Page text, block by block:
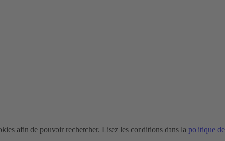
afin de pouvoir rechercher. Lisez les conditions dans la politique de